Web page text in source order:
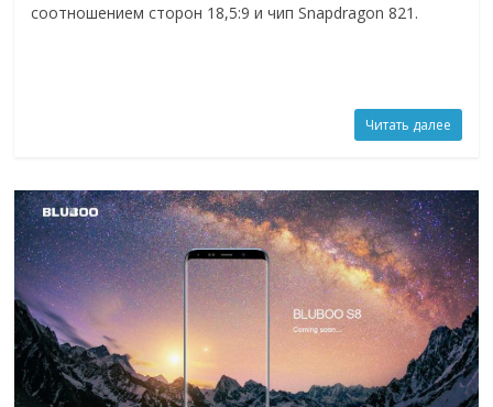
соотношением сторон 18,5:9 и чип Snapdragon 821.
Читать далее